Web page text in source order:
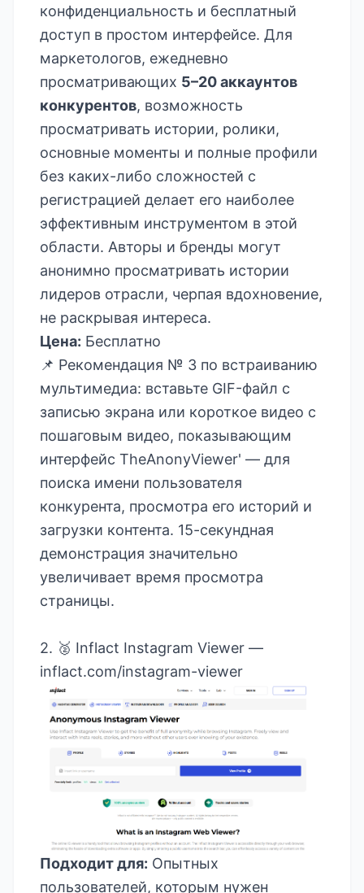
конфиденциальность и бесплатный
доступ в простом интерфейсе. Для
маркетологов, ежедневно
просматривающих 5–20 аккаунтов
конкурентов, возможность
просматривать истории, ролики,
основные моменты и полные профили
без каких-либо сложностей с
регистрацией делает его наиболее
эффективным инструментом в этой
области. Авторы и бренды могут
анонимно просматривать истории
лидеров отрасли, черпая вдохновение,
не раскрывая интереса.
Цена: Бесплатно
📌 Рекомендация № 3 по встраиванию
мультимедиа: вставьте GIF-файл с
записью экрана или короткое видео с
пошаговым видео, показывающим
интерфейс TheAnonyViewer' — для
поиска имени пользователя
конкурента, просмотра его историй и
загрузки контента. 15-секундная
демонстрация значительно
увеличивает время просмотра
страницы.
2. 🥈 Inflact Instagram Viewer —
inflact.com/instagram-viewer
Подходит для: Опытных
пользователей, которым нужен